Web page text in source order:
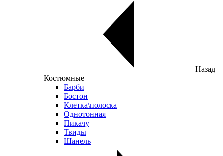
Назад
Костюмные
Барби
Бостон
Клетка\полоска
Однотонная
Пикачу
Твиды
Шанель